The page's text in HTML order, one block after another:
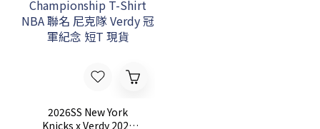
2026SS New York
Knicks x Verdy 2026